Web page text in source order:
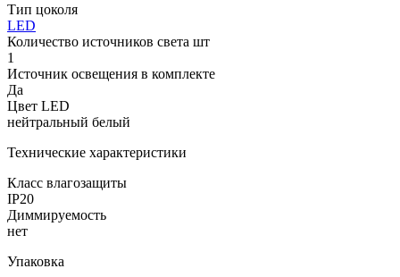
Тип цоколя
LED
Количество источников света шт
1
Источник освещения в комплекте
Да
Цвет LED
нейтральный белый
Технические характеристики
Класс влагозащиты
IP20
Диммируемость
нет
Упаковка